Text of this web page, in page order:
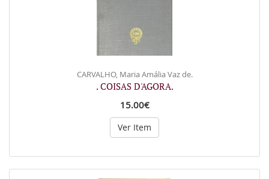
CARVALHO, Maria Amália Vaz de.
. COISAS D'AGORA.
15.00€
Ver Item